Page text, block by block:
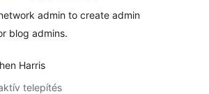
admin to create admin
blog admins.
Harris
telepítés